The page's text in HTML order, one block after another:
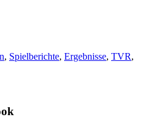
, Spielberichte, Ergebnisse, TVR,